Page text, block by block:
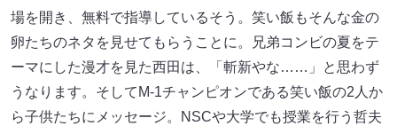
場を開き、無料で指導しているそう。笑い飯もそんな金の
卵たちのネタを見せてもらうことに。兄弟コンビの夏をテ
ーマにした漫才を見た西田は、「斬新やな……」と思わず
うなります。そしてM-1チャンピオンである笑い飯の2人か
ら子供たちにメッセージ。NSCや大学でも授業を行う哲夫